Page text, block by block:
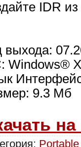
IDR
выхода:
Windows®
9.3 Мб